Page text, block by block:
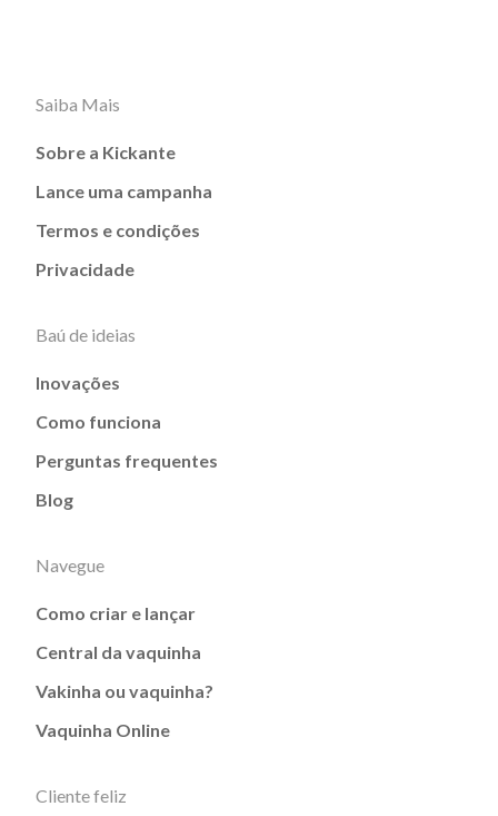
Saiba Mais
Sobre a Kickante
Lance uma campanha
Termos e condições
Privacidade
Baú de ideias
Inovações
Como funciona
Perguntas frequentes
Blog
Navegue
Como criar e lançar
Central da vaquinha
Vakinha ou vaquinha?
Vaquinha Online
Cliente feliz